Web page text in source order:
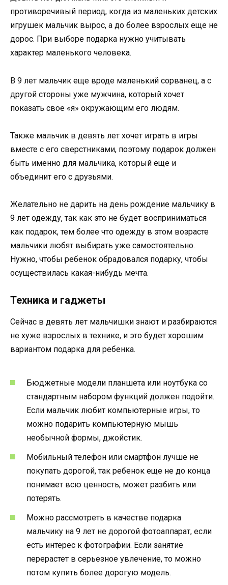
противоречивый период, когда из маленьких детских
игрушек мальчик вырос, а до более взрослых еще не
дорос. При выборе подарка нужно учитывать
характер маленького человека.
В 9 лет мальчик еще вроде маленький сорванец, а с
другой стороны уже мужчина, который хочет
показать свое «я» окружающим его людям.
Также мальчик в девять лет хочет играть в игры
вместе с его сверстниками, поэтому подарок должен
быть именно для мальчика, который еще и
объединит его с друзьями.
Желательно не дарить на день рождение мальчику в
9 лет одежду, так как это не будет восприниматься
как подарок, тем более что одежду в этом возрасте
мальчики любят выбирать уже самостоятельно.
Нужно, чтобы ребенок обрадовался подарку, чтобы
осуществилась какая-нибудь мечта.
Техника и гаджеты
Сейчас в девять лет мальчишки знают и разбираются
не хуже взрослых в технике, и это будет хорошим
вариантом подарка для ребенка.
Бюджетные модели планшета или ноутбука со
стандартным набором функций должен подойти.
Если мальчик любит компьютерные игры, то
можно подарить компьютерную мышь
необычной формы, джойстик.
Мобильный телефон или смартфон лучше не
покупать дорогой, так ребенок еще не до конца
понимает всю ценность, может разбить или
потерять.
Можно рассмотреть в качестве подарка
мальчику на 9 лет не дорогой фотоаппарат, если
есть интерес к фотографии. Если занятие
перерастет в серьезное увлечение, то можно
потом купить более дорогую модель.